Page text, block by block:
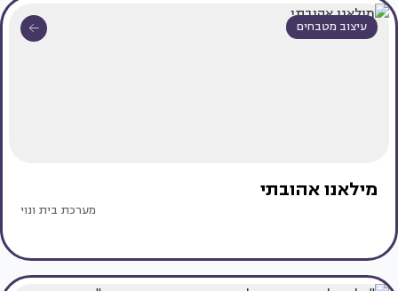
עיצוב מטבחים
מילאנו אהובתי
מערכת בית ונוי